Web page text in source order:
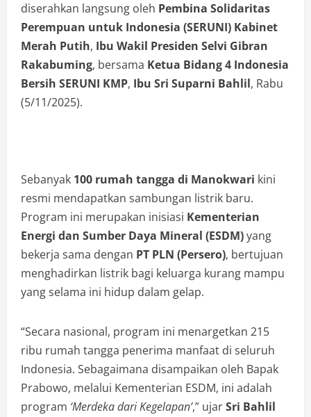
diserahkan langsung oleh Pembina Solidaritas
Perempuan untuk Indonesia (SERUNI) Kabinet
Merah Putih, Ibu Wakil Presiden Selvi Gibran
Rakabuming, bersama Ketua Bidang 4 Indonesia
Bersih SERUNI KMP, Ibu Sri Suparni Bahlil, Rabu
(5/11/2025).
Sebanyak 100 rumah tangga di Manokwari kini
resmi mendapatkan sambungan listrik baru.
Program ini merupakan inisiasi Kementerian
Energi dan Sumber Daya Mineral (ESDM)yang
bekerja sama dengan PT PLN (Persero), bertujuan
menghadirkan listrik bagi keluarga kurang mampu
yang selama ini hidup dalam gelap.
“Secara nasional, program ini menargetkan 215
ribu rumah tangga penerima manfaat di seluruh
Indonesia. Sebagaimana disampaikan oleh Bapak
Prabowo, melalui Kementerian ESDM, ini adalah
program ‘Merdeka dari Kegelapan’,” ujarSri Bahlil